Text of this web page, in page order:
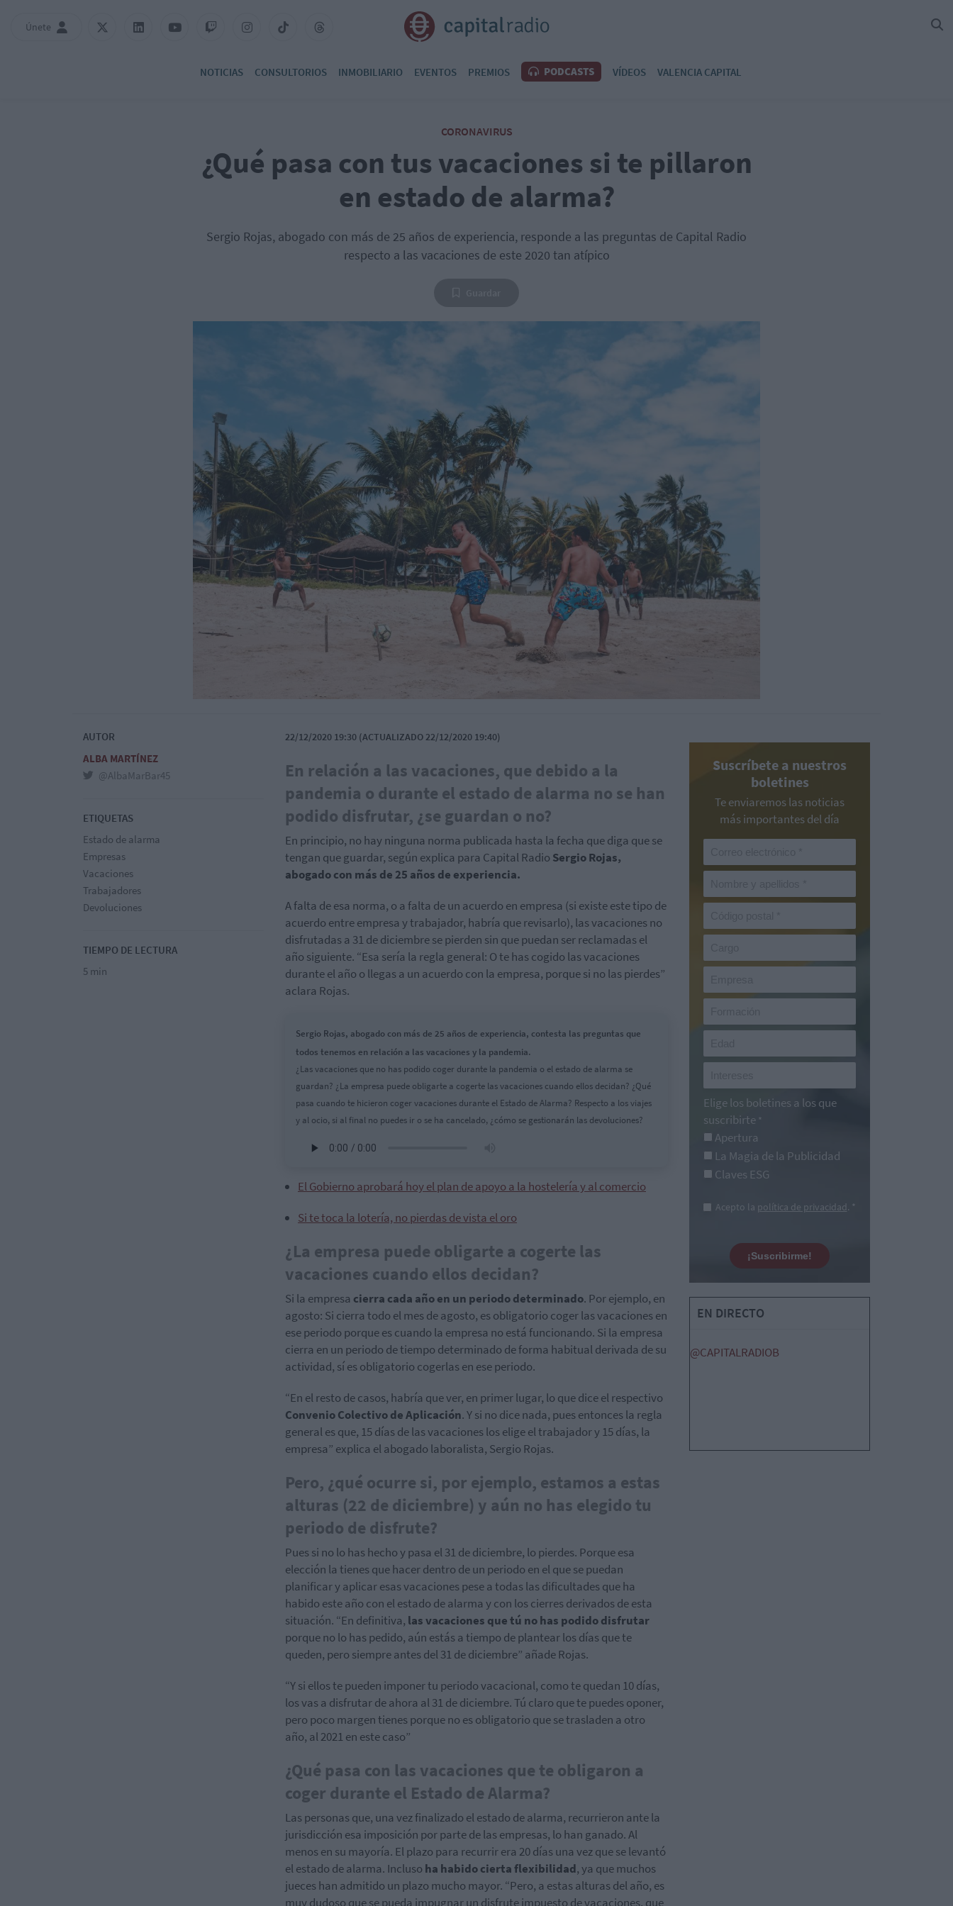
Únete
NOTICIAS CONSULTORIOS INMOBILIARIO EVENTOS PREMIOS PODCASTS VÍDEOS VALENCIA CAPITAL
CORONAVIRUS
¿Qué pasa con tus vacaciones si te pillaron
en estado de alarma?
Sergio Rojas, abogado con más de 25 años de experiencia, responde a las preguntas de Capital Radio
respecto a las vacaciones de este 2020 tan atípico
AUTOR
ALBA MARTÍNEZ
@AlbaMarBar45
ETIQUETAS
Estado de alarma
Empresas
Vacaciones
Trabajadores
Devoluciones
TIEMPO DE LECTURA
5 min
22/12/2020 19:30 (ACTUALIZADO 22/12/2020 19:40)
En relación a las vacaciones, que debido a la
pandemia o durante el estado de alarma no se han
podido disfrutar, ¿se guardan o no?
En principio, no hay ninguna norma publicada hasta la fecha que diga que se
tengan que guardar, según explica para Capital Radio Sergio Rojas,
abogado con más de 25 años de experiencia.
A falta de esa norma, o a falta de un acuerdo en empresa (si existe este tipo de
acuerdo entre empresa y trabajador, habría que revisarlo), las vacaciones no
disfrutadas a 31 de diciembre se pierden sin que puedan ser reclamadas el
año siguiente. “Esa sería la regla general: O te has cogido las vacaciones
durante el año o llegas a un acuerdo con la empresa, porque si no las pierdes”
aclara Rojas.
Sergio Rojas, abogado con más de 25 años de experiencia, contesta las preguntas que
todos tenemos en relación a las vacaciones y la pandemia.
¿Las vacaciones que no has podido coger durante la pandemia o el estado de alarma se
guardan? ¿La empresa puede obligarte a cogerte las vacaciones cuando ellos decidan? ¿Qué
pasa cuando te hicieron coger vacaciones durante el Estado de Alarma? Respecto a los viajes
y al ocio, si al final no puedes ir o se ha cancelado, ¿cómo se gestionarán las devoluciones?
El Gobierno aprobará hoy el plan de apoyo a la hostelería y al comercio
Si te toca la lotería, no pierdas de vista el oro
¿La empresa puede obligarte a cogerte las
vacaciones cuando ellos decidan?
Si la empresa cierra cada año en un periodo determinado. Por ejemplo, en
agosto: Si cierra todo el mes de agosto, es obligatorio coger las vacaciones en
ese periodo porque es cuando la empresa no está funcionando. Si la empresa
cierra en un periodo de tiempo determinado de forma habitual derivada de su
actividad, sí es obligatorio cogerlas en ese periodo.
“En el resto de casos, habría que ver, en primer lugar, lo que dice el respectivo
Convenio Colectivo de Aplicación. Y si no dice nada, pues entonces la regla
general es que, 15 días de las vacaciones los elige el trabajador y 15 días, la
empresa” explica el abogado laboralista, Sergio Rojas.
Pero, ¿qué ocurre si, por ejemplo, estamos a estas
alturas (22 de diciembre) y aún no has elegido tu
periodo de disfrute?
Pues si no lo has hecho y pasa el 31 de diciembre, lo pierdes. Porque esa
elección la tienes que hacer dentro de un periodo en el que se puedan
planificar y aplicar esas vacaciones pese a todas las dificultades que ha
habido este año con el estado de alarma y con los cierres derivados de esta
situación. “En definitiva, las vacaciones que tú no has podido disfrutar
porque no lo has pedido, aún estás a tiempo de plantear los días que te
queden, pero siempre antes del 31 de diciembre” añade Rojas.
“Y si ellos te pueden imponer tu periodo vacacional, como te quedan 10 días,
los vas a disfrutar de ahora al 31 de diciembre. Tú claro que te puedes oponer,
pero poco margen tienes porque no es obligatorio que se trasladen a otro
año, al 2021 en este caso”
¿Qué pasa con las vacaciones que te obligaron a
coger durante el Estado de Alarma?
Las personas que, una vez finalizado el estado de alarma, recurrieron ante la
jurisdicción esa imposición por parte de las empresas, lo han ganado. Al
menos en su mayoría. El plazo para recurrir era 20 días una vez que se levantó
el estado de alarma. Incluso ha habido cierta flexibilidad, ya que muchos
jueces han admitido un plazo mucho mayor. “Pero, a estas alturas del año, es
muy dudoso que se pueda impugnar un disfrute impuesto de vacaciones, que
Suscríbete a nuestros
boletines
Te enviaremos las noticias
más importantes del día
Elige los boletines a los que
suscribirte *
Apertura
La Magia de la Publicidad
Claves ESG
Acepto la política de privacidad. *
¡Suscribirme!
EN DIRECTO
@CAPITALRADIOB